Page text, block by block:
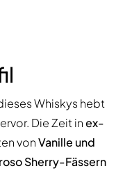
Whiskys hebt
Die Zeit inex-
vonVanille und
Sherry-Fässern